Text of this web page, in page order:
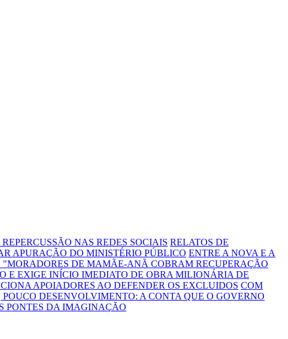
NAS REDES SOCIAIS RELATOS DE
APURAÇÃO DO MINISTÉRIO PÚBLICO ENTRE A NOVA E A
DE MAMÃE-ANÃ COBRAM RECUPERAÇÃO
E EXIGE INÍCIO IMEDIATO DE OBRA MILIONÁRIA DE
APOIADORES AO DEFENDER OS EXCLUIDOS COM
DESENVOLVIMENTO: A CONTA QUE O GOVERNO
PONTES DA IMAGINAÇÃO